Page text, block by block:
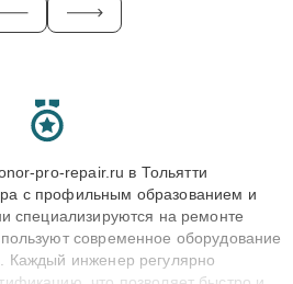
pro-repair.ru в Тольятти
с профильным образованием и
специализируются на ремонте
современное оборудование
Каждый инженер регулярно